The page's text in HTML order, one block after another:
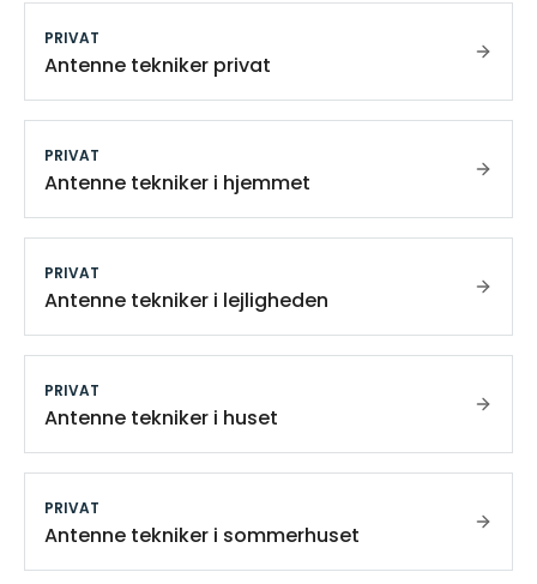
PRIVAT
Antenne tekniker privat
PRIVAT
Antenne tekniker i hjemmet
PRIVAT
Antenne tekniker i lejligheden
PRIVAT
Antenne tekniker i huset
PRIVAT
Antenne tekniker i sommerhuset